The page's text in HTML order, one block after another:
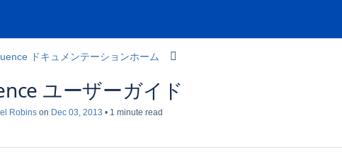
ドキュメンテーションホーム
ユーザーガイド
Robins on Dec 03, 2013 1 minute read